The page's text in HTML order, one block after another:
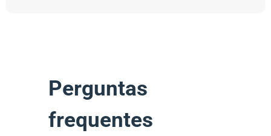
Perguntas
frequentes